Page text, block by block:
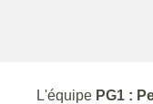
L'équipe PG1 :